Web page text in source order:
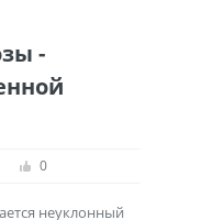
-
0
неуклонный